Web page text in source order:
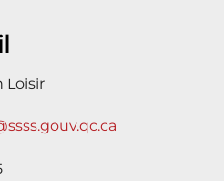
Loisir